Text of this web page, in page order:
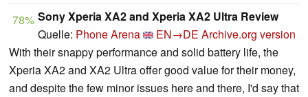
78% Sony Xperia XA2 and Xperia XA2 Ultra Review
Quelle: Phone Arena EN→DE Archive.org version
With their snappy performance and solid battery life, the
Xperia XA2 and XA2 Ultra offer good value for their money,
and despite the few minor issues here and there, I'd say that